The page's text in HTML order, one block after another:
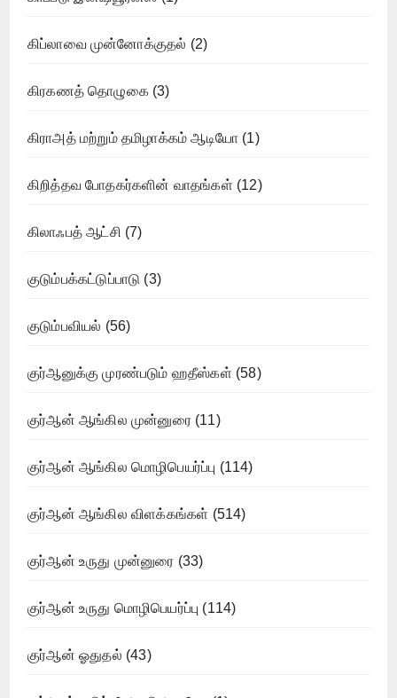
கிப்லாவை முன்னோக்குதல் (2)
கிரகணத் தொழுகை(3)
கிராஅத் மற்றும் தமிழாக்கம் ஆடியோ (1)
கிறித்தவ போதகர்களின் வாதங்கள் (12)
கிலாஃபத் ஆட்சி (7)
குடும்பக்கட்டுப்பாடு (3)
குடும்பவியல் (56)
குர்ஆனுக்கு முரண்படும் ஹதீஸ்கள் (58)
குர்ஆன் ஆங்கில முன்னுரை(11)
குர்ஆன் ஆங்கில மொழிபெயர்ப்பு (114)
குர்ஆன் ஆங்கில விளக்கங்கள் (514)
குர்ஆன் உருது முன்னுரை (33)
குர்ஆன் உருது மொழிபெயர்ப்பு (114)
குர்ஆன் ஓதுதல் (43)